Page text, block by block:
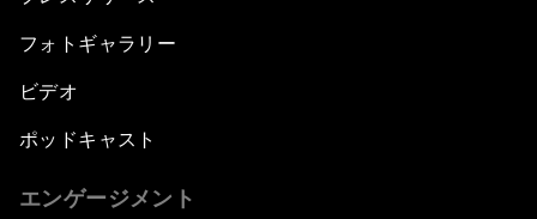
フォトギャラリー
ビデオ
ポッドキャスト
エンゲージメント